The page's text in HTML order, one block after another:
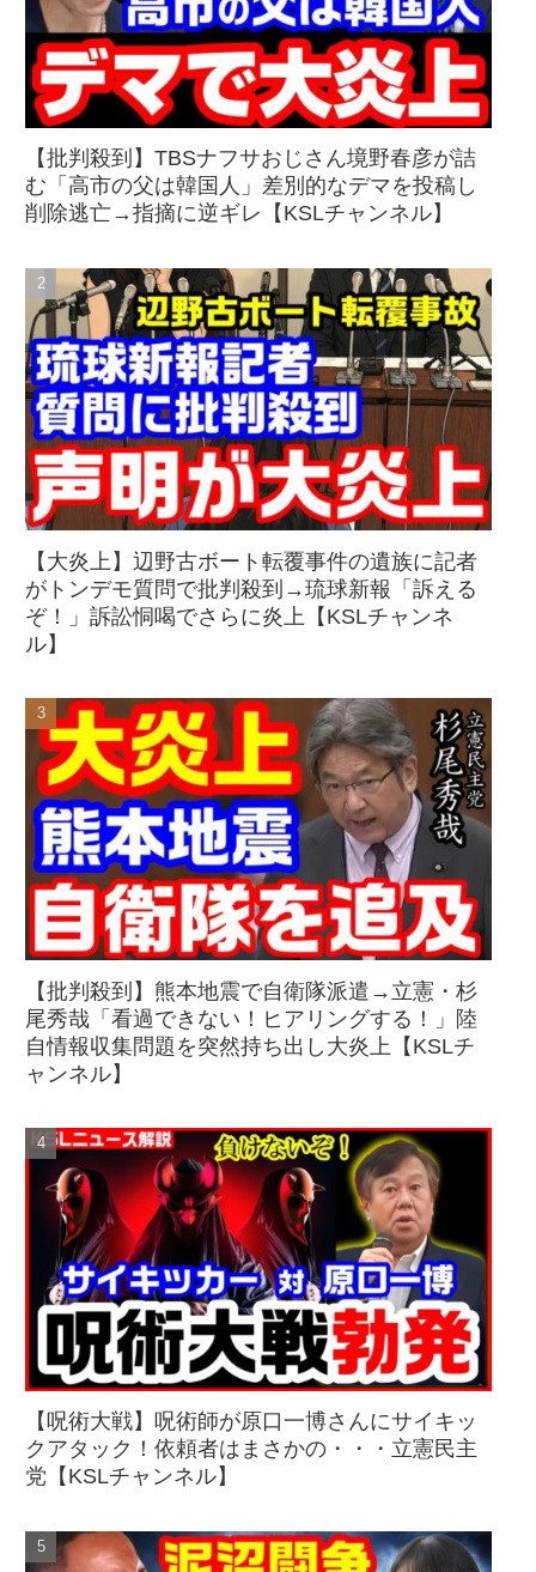
【批判殺到】TBSナフサおじさん境野春彦が詰
む「高市の父は韓国人」差別的なデマを投稿し
削除逃亡→指摘に逆ギレ【KSLチャンネル】
【大炎上】辺野古ボート転覆事件の遺族に記者
がトンデモ質問で批判殺到→琉球新報「訴える
ぞ！」訴訟恫喝でさらに炎上【KSLチャンネ
ル】
【批判殺到】熊本地震で自衛隊派遣→立憲・杉
尾秀哉「看過できない！ヒアリングする！」陸
自情報収集問題を突然持ち出し大炎上【KSLチ
ャンネル】
【呪術大戦】呪術師が原口一博さんにサイキッ
クアタック！依頼者はまさかの・・・立憲民主
党【KSLチャンネル】